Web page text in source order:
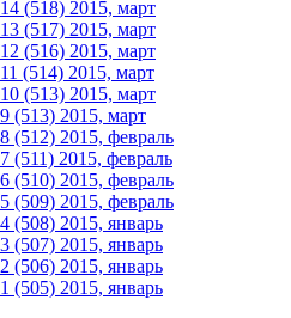
(518) 2015, март
(517) 2015, март
(516) 2015, март
(514) 2015, март
(513) 2015, март
(513) 2015, март
(512) 2015, февраль
(511) 2015, февраль
(510) 2015, февраль
(509) 2015, февраль
(508) 2015, январь
(507) 2015, январь
(506) 2015, январь
(505) 2015, январь